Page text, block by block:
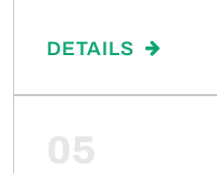
DETAILS
05